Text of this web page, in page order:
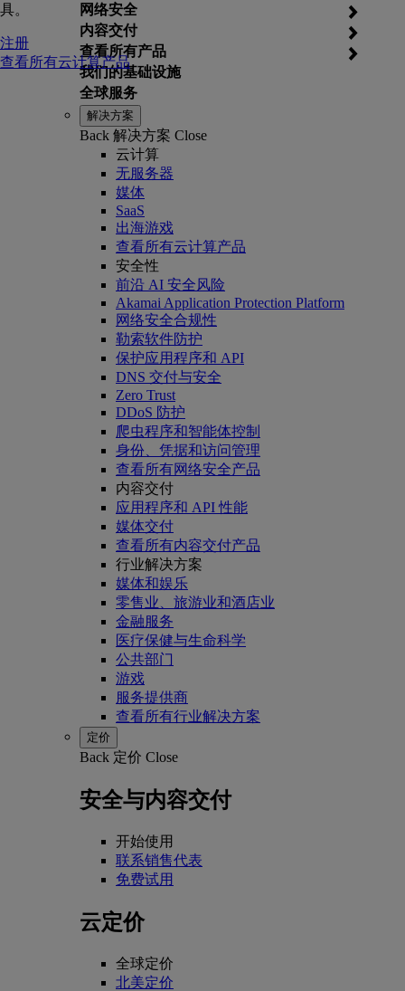
网络安全
内容交付
查看所有产品
我们的基础设施
全球服务
具。
注册
查看所有云计算产品
解决方案
Back 解决方案 Close
云计算
无服务器
媒体
SaaS
出海游戏
查看所有云计算产品
安全性
前沿 AI 安全风险
Akamai Application Protection Platform
网络安全合规性
勒索软件防护
保护应用程序和 API
DNS 交付与安全
Zero Trust
DDoS 防护
爬虫程序和智能体控制
身份、凭据和访问管理
查看所有网络安全产品
内容交付
应用程序和 API 性能
媒体交付
查看所有内容交付产品
行业解决方案
媒体和娱乐
零售业、旅游业和酒店业
金融服务
医疗保健与生命科学
公共部门
游戏
服务提供商
查看所有行业解决方案
定价
Back 定价 Close
安全与内容交付
开始使用
联系销售代表
免费试用
云定价
全球定价
北美定价